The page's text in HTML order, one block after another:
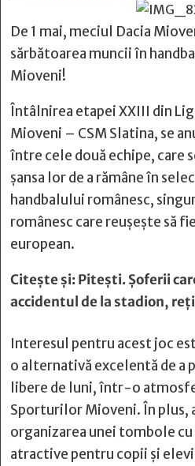
De 1 mai, meciul Dacia
sărbătoarea muncii în
Mioveni!
Întâlnirea etapei XXIII din
Mioveni – CSM Slatina, se
între cele două echipe, care
șansa lor de a rămâne în
handbalului românesc,
românesc care reușește să
european.
Citește și:Pitești. Șoferii
accidentul de la stadion,
Interesul pentru acest joc
o alternativă excelentă de a
libere de luni, într-o
Sporturilor Mioveni. În plus,
organizarea unei tombole
atractive pentru copii și